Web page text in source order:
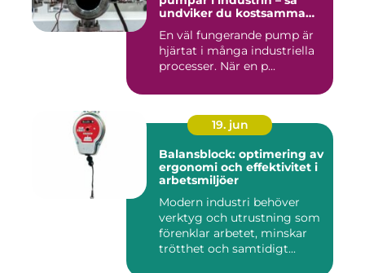
undviker du kostsamma
En väl fungerande pump är
hjärtat i många industriella
processer. När en p...
19. jun
Balansblock: optimering av
ergonomi och effektivitet i
arbetsmiljöer
Modern industri behöver
verktyg och utrustning som
förenklar arbetet, minskar
trötthet och samtidigt...